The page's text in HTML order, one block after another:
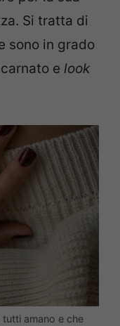
Si tratta di
sono in grado
e look
amano e che